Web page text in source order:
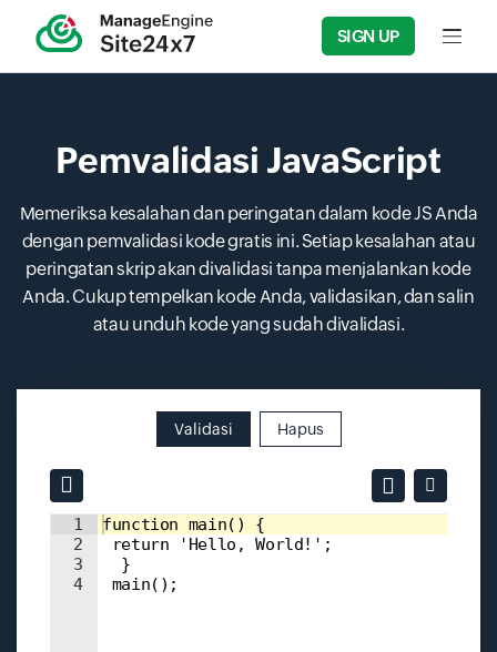
SIGN UP Input
Pemvalidasi JavaScript
Memeriksa kesalahan dan peringatan dalam kode JS Anda
dengan pemvalidasi kode gratis ini. Setiap kesalahan atau
peringatan skrip akan divalidasi tanpa menjalankan kode
Anda. Cukup tempelkan kode Anda, validasikan, dan salin
atau unduh kode yang sudah divalidasi.
Input field
Input field
1
2
3
4
function main() {
return 'Hello, World!';
  }
main();
Validasi Hapus